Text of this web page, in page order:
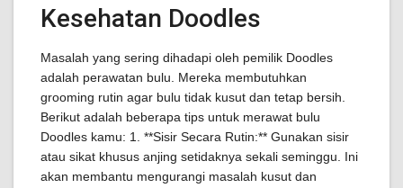
Kesehatan Doodles
Masalah yang sering dihadapi oleh pemilik Doodles
adalah perawatan bulu. Mereka membutuhkan
grooming rutin agar bulu tidak kusut dan tetap bersih.
Berikut adalah beberapa tips untuk merawat bulu
Doodles kamu: 1. **Sisir Secara Rutin:** Gunakan sisir
atau sikat khusus anjing setidaknya sekali seminggu. Ini
akan membantu mengurangi masalah kusut dan